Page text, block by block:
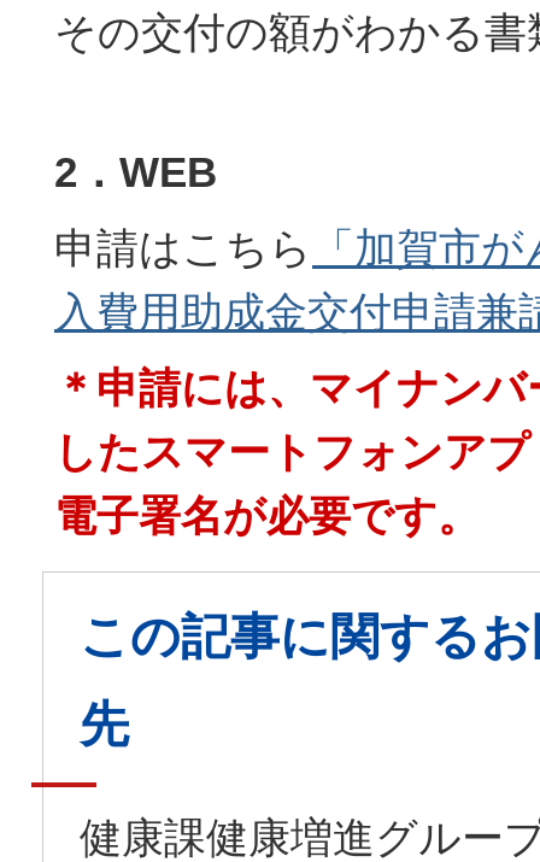
その交付の額がわかる書
2．WEB
申請はこちら
「加賀市
入費用助成金交付申請兼
＊申請には、マイナン
したスマートフォンア
電子署名が必要です。
この記事に関する
先
健康課健康増進グルー